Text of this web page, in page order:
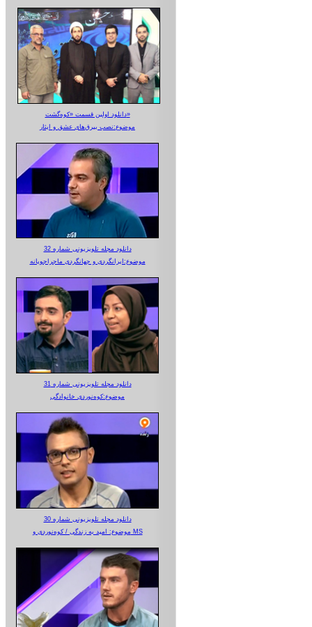
دانلود اولین قسمت «کوه‌گشت»
موضوع:نصب بیرق‌های عشق و ایثار
دانلود مجله تلویزیونی شماره 32
موضوع:ایرانگردی و جهانگردی ماجراجویانه
دانلود مجله تلویزیونی شماره 31
موضوع:کوه‌نوردی خانوادگی
دانلود مجله تلویزیونی شماره 30
موضوع: امید به زندگی / کوه‌نوردی و MS